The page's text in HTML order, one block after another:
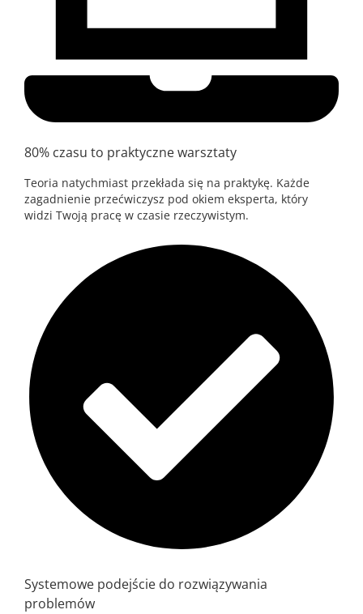
80% czasu to praktyczne warsztaty
Teoria natychmiast przekłada się na praktykę. Każde
zagadnienie przećwiczysz pod okiem eksperta, który
widzi Twoją pracę w czasie rzeczywistym.
Systemowe podejście do rozwiązywania
problemów